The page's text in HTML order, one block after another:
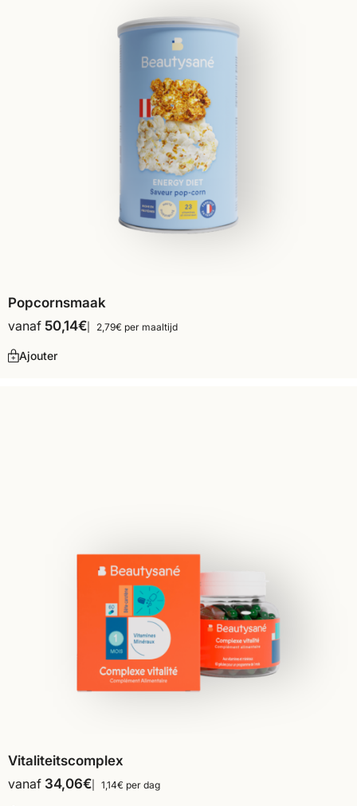
Popcornsmaak
vanaf 50,14€ 2,79€ per maaltijd
Ajouter
Vitaliteitscomplex
vanaf 34,06€ 1,14€ per dag